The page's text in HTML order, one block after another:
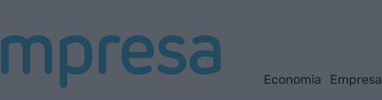
Economia Empresa